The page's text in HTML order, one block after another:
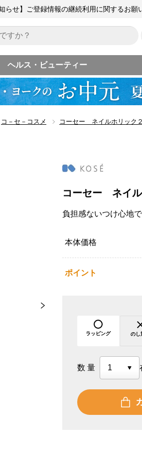
らせ】ご登録情報の継続利用に関するお願
ヘルス・ビューティー
コ－セ－コスメ コーセー ネイルホリッ
コーセー ネイ
負担感ないつけ心地
本体価格
ポイント
ラッピング のし
数量